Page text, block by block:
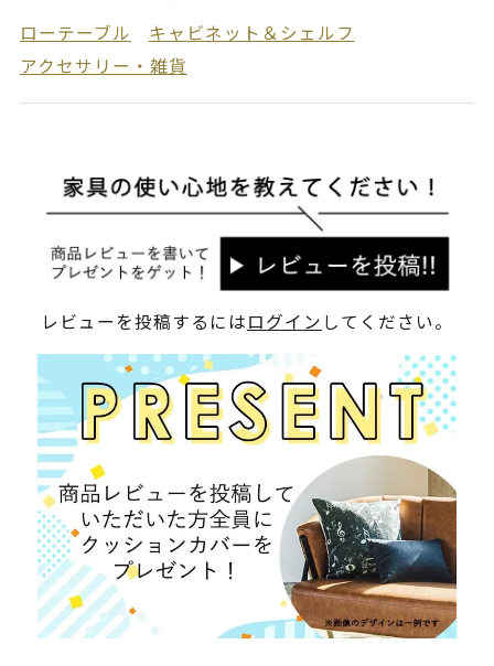
ローテーブル
キャビネット＆シェルフ
アクセサリー・雑貨
レビューを投稿するにはログイン してください。